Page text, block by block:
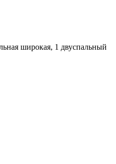
широкая, 1 двуспальный